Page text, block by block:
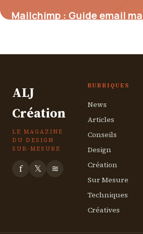
Mailchimp : Guide email
ALJ
Création
LE MAGAZINE
DU DESIGN
SUR-MESURE
f 𝕏 ≋
RUBRIQUES
News
Articles
Conseils
Design
Création
Sur Mesure
Techniques
Créatives